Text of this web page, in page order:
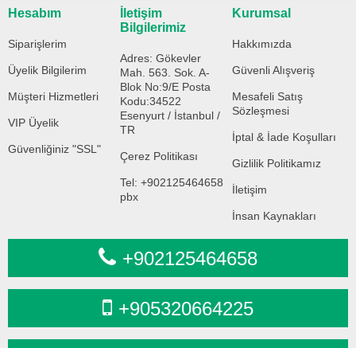
Hesabım
Siparişlerim
Üyelik Bilgilerim
Müşteri Hizmetleri
VIP Üyelik
Güvenliğiniz "SSL"
İletişim
Bilgilerimiz
Adres: Gökevler
Mah. 563. Sok. A-
Blok No:9/E Posta
Kodu:34522
Esenyurt / İstanbul /
TR
Çerez Politikası
Tel: +902125464658
pbx
Kurumsal
Hakkımızda
Güvenli Alışveriş
Mesafeli Satış
Sözleşmesi
İptal & İade Koşulları
Gizlilik Politikamız
İletişim
İnsan Kaynakları
+902125464658
+905320664225